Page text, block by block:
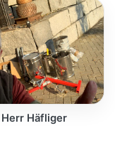
Herr Häfliger